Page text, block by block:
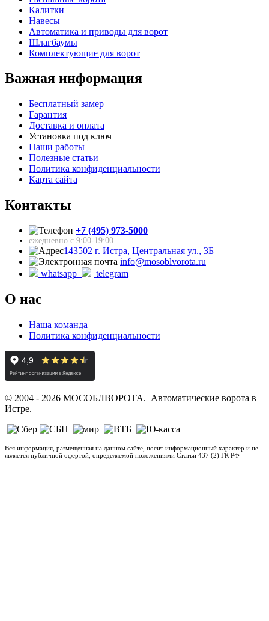
Калитки
Навесы
Автоматика и приводы для ворот
Шлагбаумы
Комплектующие для ворот
Важная информация
Бесплатный замер
Гарантия
Доставка и оплата
Установка под ключ
Наши работы
Полезные статьи
Политика конфиденциальности
Карта сайта
Контакты
+7 (495) 973-5000
ежедневно с 9:00-19:00
143502 г. Истра, Центральная ул., 3Б
info@mosoblvorota.ru
whatsapp
telegram
О нас
Наша команда
Политика конфиденциальности
© 2004 - 2026 МОСОБЛВОРОТА. Автоматические ворота в
Истре.
Вся информация, размещенная на данном сайте, носит информационный характер и не
является публичной офертой, определяемой положениями Статьи 437 (2) ГК РФ